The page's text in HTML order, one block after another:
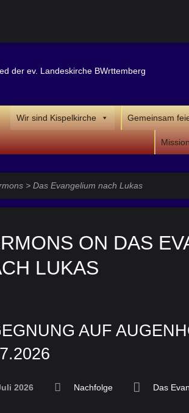
Wir sind Kispelkirche Gemeinsam
> Das Evangelium nach Lukas
ON DAS
LUKAS
AUF
2026 Nachfolge Das